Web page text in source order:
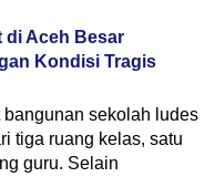
di Aceh Besar
Kondisi Tragis
sekolah ludes
tiga ruang kelas, satu
guru. Selain